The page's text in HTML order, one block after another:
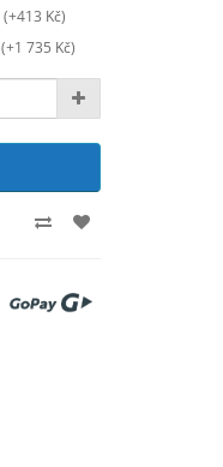
(+413 Kč)
(+1 735 Kč)